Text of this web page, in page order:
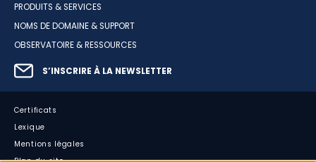
PRODUITS & SERVICES
NOMS DE DOMAINE & SUPPORT
OBSERVATOIRE & RESSOURCES
S’INSCRIRE À LA NEWSLETTER
Certificats
Lexique
Mentions légales